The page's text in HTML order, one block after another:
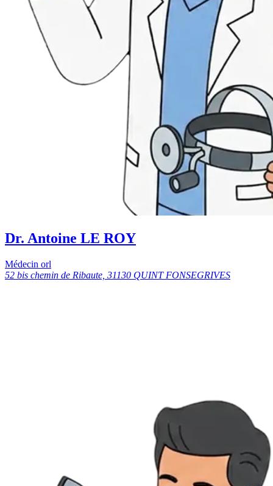
Dr. Antoine LE ROY
Médecin orl
52 bis chemin de Ribaute, 31130 QUINT FONSEGRIVES